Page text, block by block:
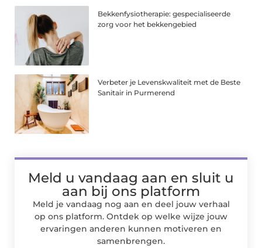
Bekkenfysiotherapie: gespecialiseerde
zorg voor het bekkengebied
Verbeter je Levenskwaliteit met de Beste
Sanitair in Purmerend
Meld u vandaag aan en sluit u
aan bij ons platform
Meld je vandaag nog aan en deel jouw verhaal
op ons platform. Ontdek op welke wijze jouw
ervaringen anderen kunnen motiveren en
samenbrengen.